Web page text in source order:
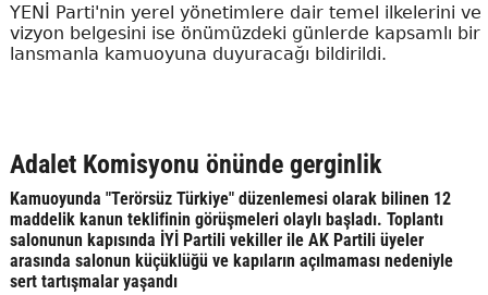
YENİ Parti'nin yerel yönetimlere dair temel ilkelerini ve
vizyon belgesini ise önümüzdeki günlerde kapsamlı bir
lansmanla kamuoyuna duyuracağı bildirildi.
Adalet Komisyonu önünde gerginlik
Kamuoyunda "Terörsüz Türkiye" düzenlemesi olarak bilinen 12
maddelik kanun teklifinin görüşmeleri olaylı başladı. Toplantı
salonunun kapısında İYİ Partili vekiller ile AK Partili üyeler
arasında salonun küçüklüğü ve kapıların açılmaması nedeniyle
sert tartışmalar yaşandı